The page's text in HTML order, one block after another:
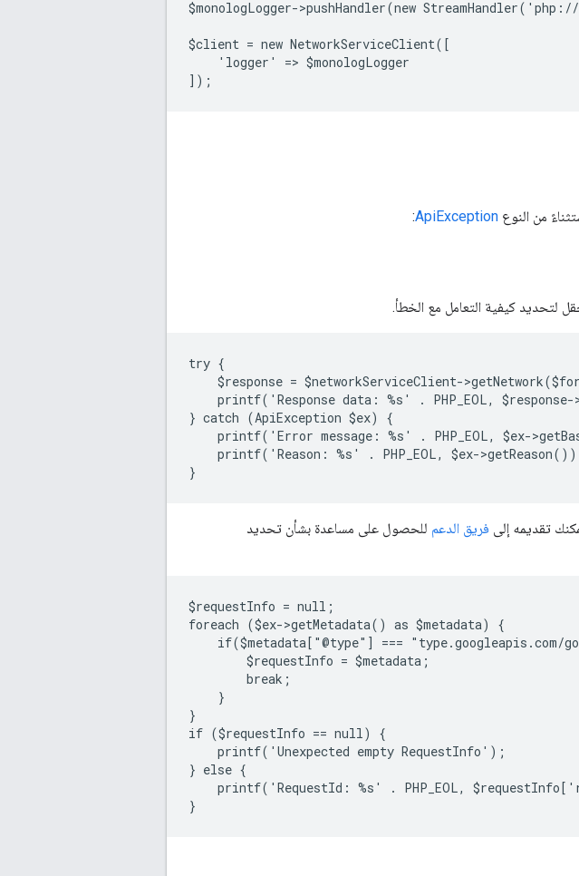
$monologLogger->pushHandler(new
$client = new NetworkServiceClient([
    'logger' => $monologLogger
]);
ApiException
:
لتحديد كيفية التعامل مع الخطأ.
try {
$response = $networkServiceClient-
printf('Response data: %s' . PHP_EOL,
} catch (ApiException $ex) {
printf('Error message: %s' . PHP_EOL, $ex-
printf('Reason: %s' . PHP_EOL, $ex-
}
تقديمه إلى فريق الدعم للحصول على مساعدة بشأن تحديد
$requestInfo = null;
foreach ($ex->getMetadata() as $metadata) {
if($metadata["@type"] === "type.googleapis.com/
        $requestInfo = $metadata;
        break;
    }
}
if ($requestInfo == null) {
    printf('Unexpected empty RequestInfo');
} else {
printf('RequestId: %s' . PHP_EOL,
}